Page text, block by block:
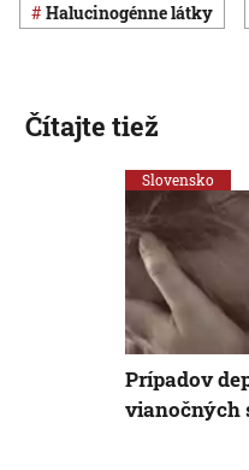
halucinogénne látky
Čítajte tiež
Slovensko
Prípadov
vianočných